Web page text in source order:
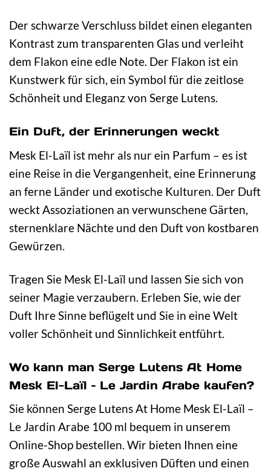
Der schwarze Verschluss bildet einen eleganten
Kontrast zum transparenten Glas und verleiht
dem Flakon eine edle Note. Der Flakon ist ein
Kunstwerk für sich, ein Symbol für die zeitlose
Schönheit und Eleganz von Serge Lutens.
Ein Duft, der Erinnerungen weckt
Mesk El-Laïl ist mehr als nur ein Parfum – es ist
eine Reise in die Vergangenheit, eine Erinnerung
an ferne Länder und exotische Kulturen. Der Duft
weckt Assoziationen an verwunschene Gärten,
sternenklare Nächte und den Duft von kostbaren
Gewürzen.
Tragen Sie Mesk El-Laïl und lassen Sie sich von
seiner Magie verzaubern. Erleben Sie, wie der
Duft Ihre Sinne beflügelt und Sie in eine Welt
voller Schönheit und Sinnlichkeit entführt.
Wo kann man Serge Lutens At Home
Mesk El-Laïl – Le Jardin Arabe kaufen?
Sie können Serge Lutens At Home Mesk El-Laïl –
Le Jardin Arabe 100 ml bequem in unserem
Online-Shop bestellen. Wir bieten Ihnen eine
große Auswahl an exklusiven Düften und einen